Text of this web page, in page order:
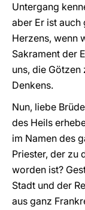
Untergang
aber Er ist
Herzens, wenn
Sakrament der
uns, die
Denkens.
Nun, liebe
des Heils
im Namen des
Priester, der zu
worden ist?
Stadt und der
aus ganz